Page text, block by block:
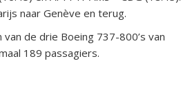
naar Genève en terug.
de drie Boeing 737-800’s van
189 passagiers.